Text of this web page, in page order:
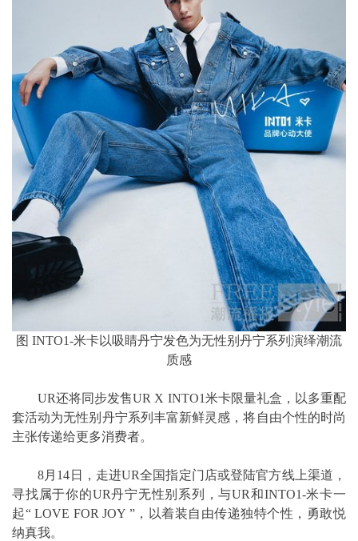
图 INTO1-米卡以吸睛丹宁发色为无性别丹宁系列演绎潮流
质感
UR还将同步发售UR X INTO1米卡限量礼盒，以多重配
套活动为无性别丹宁系列丰富新鲜灵感，将自由个性的时尚
主张传递给更多消费者。
8月14日，走进UR全国指定门店或登陆官方线上渠道，
寻找属于你的UR丹宁无性别系列，与UR和INTO1-米卡一
起“ LOVE FOR JOY ”，以着装自由传递独特个性，勇敢悦
纳真我。